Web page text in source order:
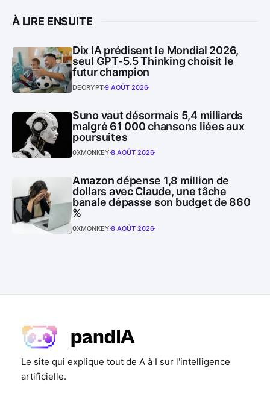
À LIRE ENSUITE
Dix IA prédisent le Mondial 2026,
seul GPT-5.5 Thinking choisit le
futur champion
DECRYPT9 AOÛT 2026
Suno vaut désormais 5,4 milliards
malgré 61 000 chansons liées aux
poursuites
0XMONKEY 8 AOÛT 2026
Amazon dépense 1,8 million de
dollars avec Claude, une tâche
banale dépasse son budget de 860
%
0XMONKEY 8 AOÛT 2026
Le site qui explique tout de A à I sur l'intelligence
artificielle.